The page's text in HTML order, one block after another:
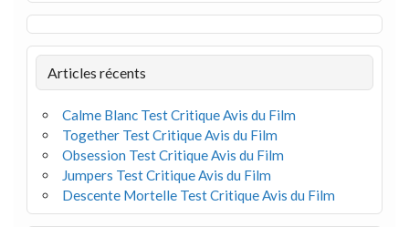
Articles récents
Calme Blanc Test Critique Avis du Film
Together Test Critique Avis du Film
Obsession Test Critique Avis du Film
Jumpers Test Critique Avis du Film
Descente Mortelle Test Critique Avis du Film